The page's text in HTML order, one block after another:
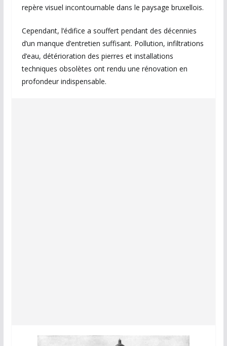
repère visuel incontournable dans le paysage bruxellois.
Cependant, l’édifice a souffert pendant des décennies
d’un manque d’entretien suffisant. Pollution, infiltrations
d’eau, détérioration des pierres et installations
techniques obsolètes ont rendu une rénovation en
profondeur indispensable.